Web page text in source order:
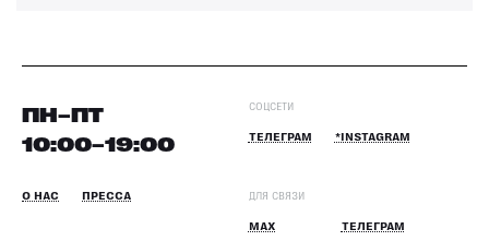
ПН–ПТ
10:00–19:00
О НАС ПРЕССА
СОЦСЕТИ
ТЕЛЕГРАМ *INSTAGRAM
ДЛЯ СВЯЗИ
MAX ТЕЛЕГРАМ